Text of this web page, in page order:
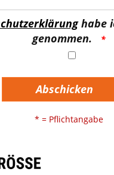
habe
genommen.
Abschicken
* = Pflichtangabe